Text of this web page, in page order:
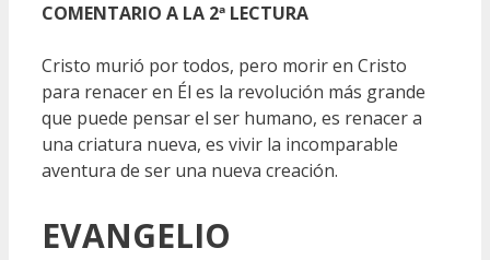
COMENTARIO A LA 2ª LECTURA
Cristo murió por todos, pero morir en Cristo
para renacer en Él es la revolución más grande
que puede pensar el ser humano, es renacer a
una criatura nueva, es vivir la incomparable
aventura de ser una nueva creación.
EVANGELIO